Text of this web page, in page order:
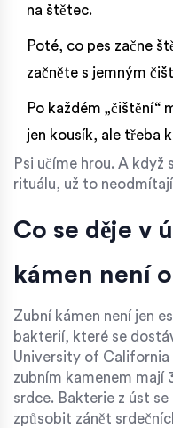
na štětec.
Poté, co pes začne
začněte s jemným
Po každém „čištění“
jen kousík, ale třeba
Psi učíme hrou. A když
rituálu, už to
Co se děje v
kámen není
Zubní kámen není jen
bakterií, které se
University of California
zubním kamenem mají
srdce. Bakterie z úst
způsobit zánět